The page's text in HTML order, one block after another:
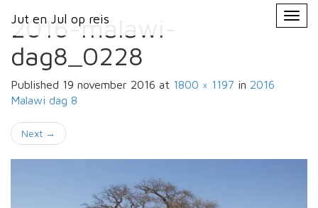
Jut en Jul op reis
Primary
Menu
Jut en Jul op reis
2016-malawi-
dag8_0228
Published 19 november 2016 at 1800 × 1197 in 2016
Malawi dag 8
Next →